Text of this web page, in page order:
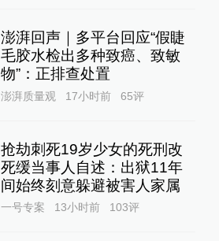
澎湃回声｜多平台回应“假睫
毛胶水检出多种致癌、致敏
物”：正排查处置
澎湃质量观 17小时前 65评
抢劫刺死19岁少女的死刑改
死缓当事人自述：出狱11年
间始终刻意躲避被害人家属
一号专案 13小时前 103评